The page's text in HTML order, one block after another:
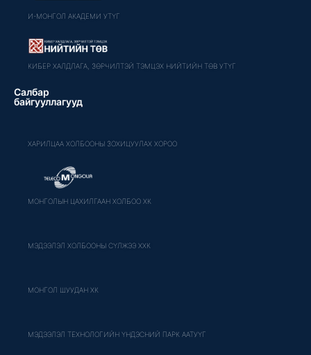
И-МОНГОЛ АКАДЕМИ УТҮГ
КИБЕР ХАЛДЛАГА, ЗӨРЧИЛТЭЙ ТЭМЦЭХ НИЙТИЙН ТӨВ УТҮГ
Салбар
байгууллагууд
ХАРИЛЦАА ХОЛБООНЫ ЗОХИЦУУЛАХ ХОРОО
МОНГОЛЫН ЦАХИЛГААН ХОЛБОО ХК
МЭДЭЭЛЭЛ ХОЛБООНЫ СҮЛЖЭЭ ХХК
МОНГОЛ ШУУДАН ХК
МЭДЭЭЛЭЛ ТЕХНОЛОГИЙН ҮНДЭСНИЙ ПАРК ААТУҮГ